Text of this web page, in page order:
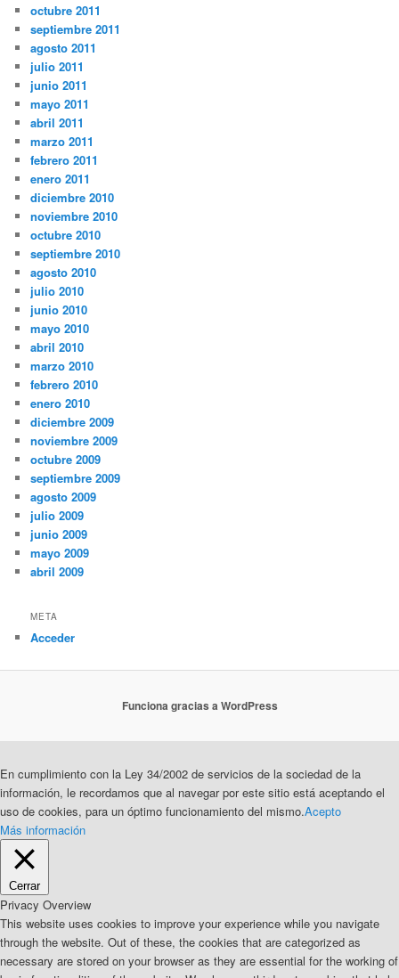
octubre 2011
septiembre 2011
agosto 2011
julio 2011
junio 2011
mayo 2011
abril 2011
marzo 2011
febrero 2011
enero 2011
diciembre 2010
noviembre 2010
octubre 2010
septiembre 2010
agosto 2010
julio 2010
junio 2010
mayo 2010
abril 2010
marzo 2010
febrero 2010
enero 2010
diciembre 2009
noviembre 2009
octubre 2009
septiembre 2009
agosto 2009
julio 2009
junio 2009
mayo 2009
abril 2009
META
Acceder
Funciona gracias a WordPress
En cumplimiento con la Ley 34/2002 de servicios de la sociedad de la
información, le recordamos que al navegar por este sitio está aceptando el
uso de cookies, para un óptimo funcionamiento del mismo.Acepto
Más información
Cerrar
Privacy Overview
This website uses cookies to improve your experience while you navigate
through the website. Out of these, the cookies that are categorized as
necessary are stored on your browser as they are essential for the working of